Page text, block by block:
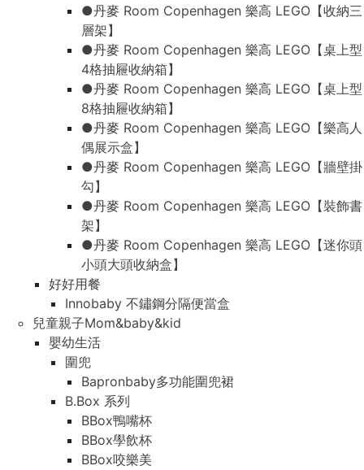
●丹麥 Room Copenhagen 樂高 LEGO【收納三
層架】
●丹麥 Room Copenhagen 樂高 LEGO【桌上型
4格抽屜收納箱】
●丹麥 Room Copenhagen 樂高 LEGO【桌上型
8格抽屜收納箱】
●丹麥 Room Copenhagen 樂高 LEGO【樂高人
偶展示盒】
●丹麥 Room Copenhagen 樂高 LEGO【牆壁掛
勾】
●丹麥 Room Copenhagen 樂高 LEGO【裝飾書
架】
●丹麥 Room Copenhagen 樂高 LEGO【迷你頭
小頭大頭收納盒】
好好用餐
Innobaby 不鏽鋼分隔便當盒
兒童親子Mom&baby&kid
嬰幼生活
圍兜
Bapronbaby多功能圍兜裙
B.Box 系列
BBox鴨嘴杯
BBox學飲杯
BBox咬樂美